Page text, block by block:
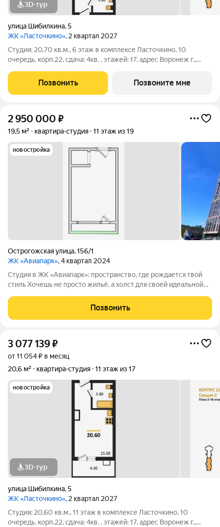
3D-тур
улица Шибилкина,5
ЖК «Ласточкино», 2 квартал 2027
Студия: 20,70 кв.м., 6 этаж в комплексе Ласточкино, 10
очередь, корп.22, сдача: 4кв. , этажей: 17, адрес Воронеж г.,
Позвонить Позвоните мне
2 950 000 ₽
19,5 м² квартира-студия 11 этаж из 19
новостройка
Острогожская улица,156/1
ЖК «Авиапарк», 4 квартал 2024
Студия в ЖК «Авиапарк»: пространство, где рождается твой
стиль Хочешь не просто жильё, а холст для своей идеальной
собственную историю. Евроремонт уже сделал за тебя самую
сложную часть: ровные
Позвонить
3 077 139₽
от 11 054 ₽ в месяц
20,6 м²
квартира-студия 11 этаж из 17
новостройка
3D-тур
улица Шибилкина,5
ЖК «Ласточкино», 2 квартал 2027
Студия: 20,60 кв.м., 11 этаж в комплексе Ласточкино, 10
очередь, корп.22, сдача: 4кв. , этажей: 17, адрес Воронеж г.,